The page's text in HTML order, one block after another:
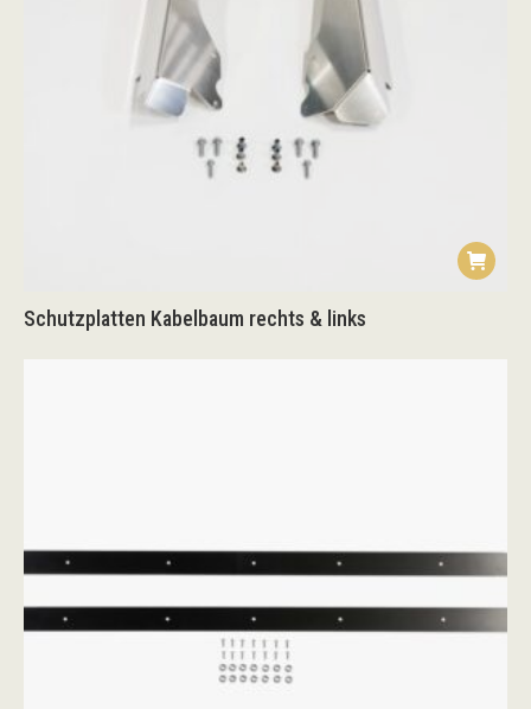
Schutzplatten Kabelbaum rechts & links